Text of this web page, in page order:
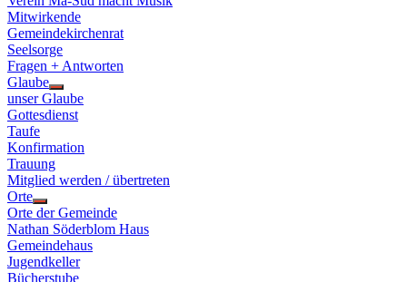
Mitwirkende
Gemeindekirchenrat
Seelsorge
Fragen + Antworten
Glaube
Show
sub
menu
unser Glaube
Gottesdienst
Taufe
Konfirmation
Trauung
Mitglied werden / übertreten
Orte
Show
sub
menu
Orte der Gemeinde
Nathan Söderblom Haus
Gemeindehaus
Jugendkeller
Bücherstube